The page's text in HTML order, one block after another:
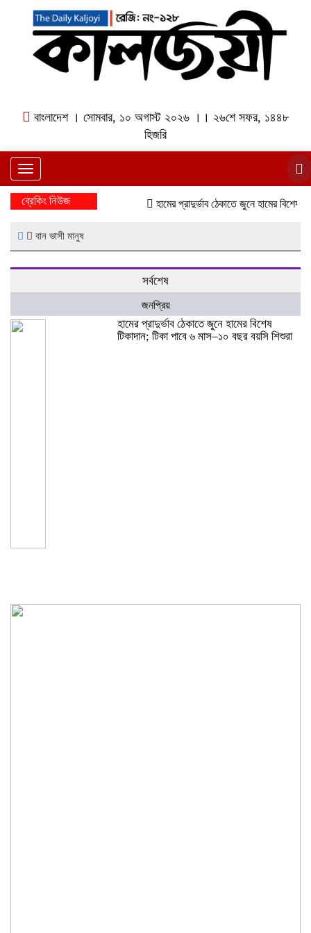
বাংলাদেশ । সোমবার, ১০ অগাস্ট ২০২৬ ।। ২৬শে সফর, ১৪৪৮
হিজরি
Toggle
navigation
ব্রেকিং নিউজ হামের প্রাদুর্ভাব ঠেকাতে জুনে হামের বিশেষ
বান ভাসী মানুষ
সর্বশেষ
জনপ্রিয়
হামের প্রাদুর্ভাব ঠেকাতে জুনে হামের বিশেষ
টিকাদান; টিকা পাবে ৬ মাস–১০ বছর বয়সি শিশুরা